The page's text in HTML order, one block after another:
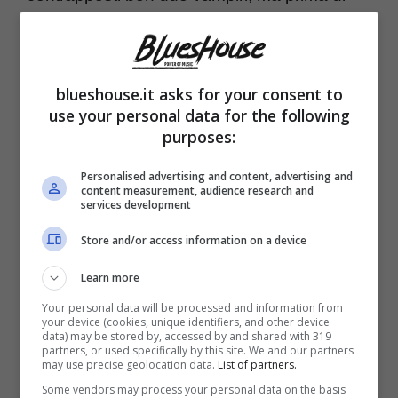
hanno infatti, nel corso del duemila dieci,
raccoltol’eredità lasciata dalla saga di
Twlight.Per anni, d’altronde, orde di fan
due fosse il vero amore della protagonista,
Delena?
DAWSON’S CREEK
Facendo un piccolo passo indietro e
soprattutto uscendo dal mondo del
blueshouse.it asks for your consent to
use your personal data for the following
purposes:
Personalised advertising and content, advertising and
content measurement, audience research and
services development
Store and/or access information on a device
Learn more
Your personal data will be processed and information from
your device (cookies, unique identifiers, and other device
data) may be stored by, accessed by and shared with 319
partners, or used specifically by this site. We and our partners
may use precise geolocation data. List of partners.
Some vendors may process your personal data on the basis